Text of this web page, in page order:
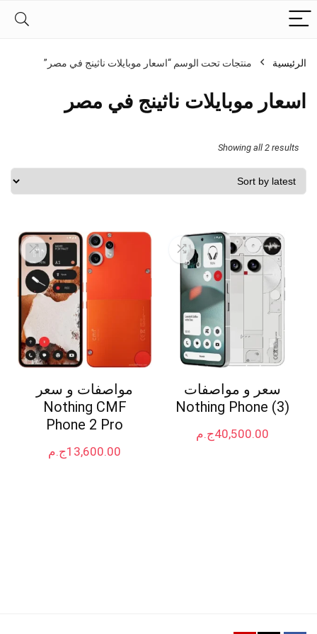
الرئيسية منتجات تحت الوسم “اسعار موبايلات ناثينج في مصر”
اسعار موبايلات ناثينج في مصر
Showing all 2 results
Sorted
by
سعر و مواصفات
Nothing Phone (3)
ج.م40,500.00
مواصفات و سعر
Nothing CMF
Phone 2 Pro
ج.م13,600.00